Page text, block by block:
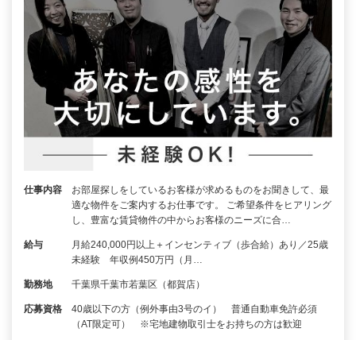
仕事内容
お部屋探しをしているお客様が求めるものをお聞きして、最
適な物件をご案内するお仕事です。 ご希望条件をヒアリング
し、豊富な賃貸物件の中からお客様のニーズに合…
給与
月給240,000円以上＋インセンティブ（歩合給）あり／25歳
未経験 年収例450万円（月…
勤務地 千葉県千葉市若葉区（都賀店）
応募資格
40歳以下の方（例外事由3号のイ） 普通自動車免許必須
（AT限定可） ※宅地建物取引士をお持ちの方は歓迎